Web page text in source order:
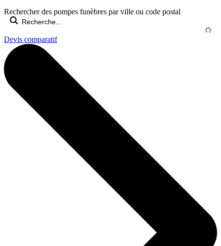
Rechercher des pompes funèbres par ville ou code postal
Devis comparatif